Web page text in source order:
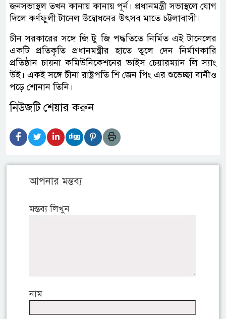
জনসভাস্থল তখন কানায় কানায় পূর্ন। প্রধানমন্ত্রী সভাস্থলে যোগ
দিলে কর্ণফুলী টানেল উদ্বোধনের উৎসব মাতে চট্টলাবাসী।
চীন সরকারের সঙ্গে জি টু জি পদ্ধতিতে নির্মিত এই টানেলের
একটি প্রতিকৃতি প্রধানমন্ত্রীর হাতে তুলে দেন নির্মাণকারি
প্রতিষ্ঠান চায়না কমিউনিকেশনের ভাইস চেয়ারম্যান লি স্যাং
উই। একই সঙ্গে চীনা রাষ্ট্রপতি শি জেন পিং এর শুভেচ্ছা বানীও
পড়ে শোনান তিনি।
নিউজটি শেয়ার করুন
আপনার মন্তব্য
মন্তব্য লিখুন
নাম